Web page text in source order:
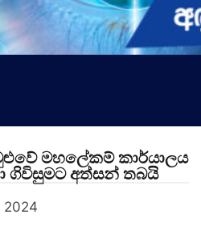
මහලේකම් කාර්යාලය
ගිවිසුමට අත්සන් තබයි
2024